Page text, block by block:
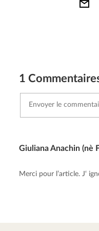
1
Giuliana Anachin (nè
Merci pour l’article. J‘